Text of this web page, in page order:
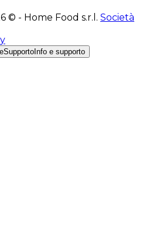
© - Home Food s.r.l. Società
Supporto Info e supporto